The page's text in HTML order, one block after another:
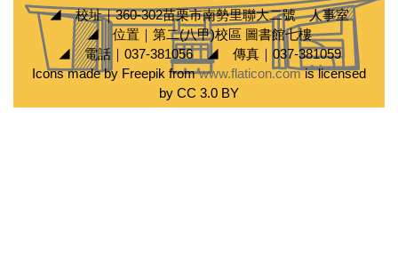
◢ 校址｜360-302苗栗市南勢里聯大二號 人事室
◢ 位置｜第二(八甲)校區 圖書館七樓
◢ 電話｜037-381056 ◢ 傳真｜037-381059
Icons made by Freepik fromwww.flaticon.comis licensed
by CC 3.0 BY